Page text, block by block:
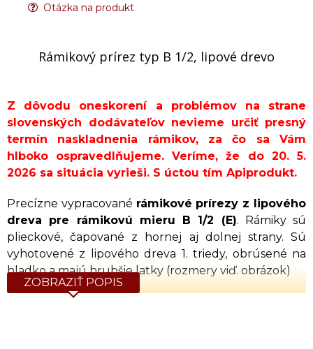
Otázka na produkt
Rámikový prírez typ B 1/2, lipové drevo
Z dôvodu oneskorení a problémov na strane
slovenských dodávateľov nevieme určiť presný
termín naskladnenia rámikov, za čo sa Vám
hlboko ospravedlňujeme. Veríme, že do 20. 5.
2026 sa situácia vyrieši. S úctou tím Apiprodukt.
Precízne vypracované rámikové prírezy z lipového
dreva pre rámikovú mieru B 1/2 (E). Rámiky sú
plieckové, čapované z hornej aj dolnej strany. Sú
vyhotovené z lipového dreva 1. triedy, obrúsené na
hladko a majú hrubšie latky (rozmery viď. obrázok)
Rozmer: 420 x 170 mm
ZOBRAZIŤ POPIS